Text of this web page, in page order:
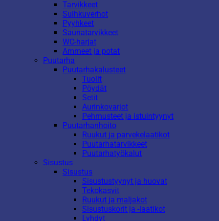
Tarvikkeet
Suihkuverhot
Pyyhkeet
Saunatarvikkeet
WC-harjat
Ammeet ja potat
Puutarha
Puutarhakalusteet
Tuolit
Pöydät
Setit
Aurinkovarjot
Pehmusteet ja istuintyynyt
Puutarhanhoito
Ruukut ja parvekelaatikot
Puutarhatarvikkeet
Puutarhatyökalut
Sisustus
Sisustus
Sisustustyynyt ja huovat
Tekokasvit
Ruukut ja maljakot
Sisustuskorit ja -laatikot
Lyhdyt